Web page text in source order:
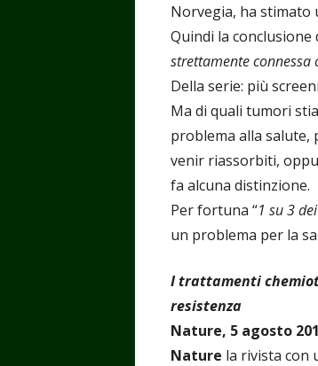
Norvegia, ha stimato
Quindi la conclusione
strettamente connessa
Della serie: più
Ma di quali tumori
problema alla
venir riassorbiti,
fa alcuna distinzione.
Per fortuna “1 su 3
un problema per la
I trattamenti
resistenza
Nature, 5 agosto
Nature la rivista con